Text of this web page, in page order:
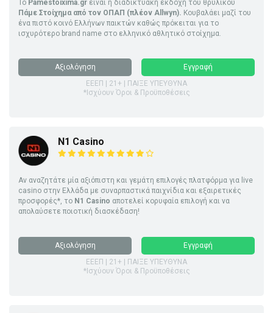
Το Pamestoixima.gr είναι η διαδικτυακή εκδοχή του θρυλικού
Πάμε Στοίχημα από τον ΟΠΑΠ (πλέον Allwyn). Κουβαλάει μαζί του
ένα πιστό κοινό Ελλήνων παικτών καθώς πρόκειται για το
ισχυρότερο brand name στο ελληνικό αθλητικό στοίχημα.
Αξιολόγηση
Εγγραφή
ΕΕΕΠ | 21+ | ΠΑΙΞΕ ΥΠΕΥΘΥΝΑ
*Ισχύουν Όροι & Προϋποθέσεις
N1 Casino
Αν αναζητάτε μία αξιόπιστη και γεμάτη επιλογές πλατφόρμα για live
casino στην Ελλάδα με συναρπαστικά παιχνίδια και εξαιρετικές
προσφορές*, το N1 Casino αποτελεί κορυφαία επιλογή και να
απολαύσετε ποιοτική διασκέδαση!
Αξιολόγηση
Εγγραφή
ΕΕΕΠ | 21+ | ΠΑΙΞΕ ΥΠΕΥΘΥΝΑ
*Ισχύουν Όροι & Προϋποθέσεις